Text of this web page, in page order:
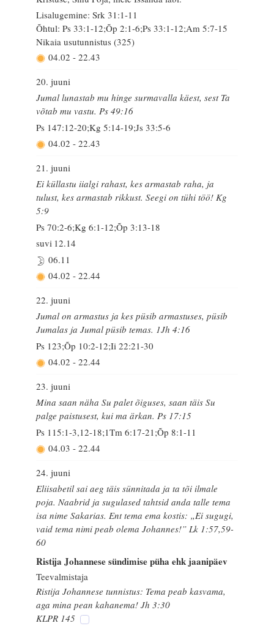
Lisalugemine: Srk 31:1-11
Õhtul: Ps 33:1-12;Õp 2:1-6;Ps 33:1-12;Am 5:7-15
Nikaia usutunnistus (325)
04.02 - 22.43
20. juuni
Jumal lunastab mu hinge surmavalla käest, sest Ta
võtab mu vastu. Ps 49:16
Ps 147:12-20;Kg 5:14-19;Js 33:5-6
04.02 - 22.43
21. juuni
Ei küllastu iialgi rahast, kes armastab raha, ja
tulust, kes armastab rikkust. Seegi on tühi töö! Kg
5:9
Ps 70:2-6;Kg 6:1-12;Õp 3:13-18
suvi 12.14
06.11
04.02 - 22.44
22. juuni
Jumal on armastus ja kes püsib armastuses, püsib
Jumalas ja Jumal püsib temas. 1Jh 4:16
Ps 123;Õp 10:2-12;Ii 22:21-30
04.02 - 22.44
23. juuni
Mina saan näha Su palet õiguses, saan täis Su
palge paistusest, kui ma ärkan. Ps 17:15
Ps 115:1-3,12-18;1Tm 6:17-21;Õp 8:1-11
04.03 - 22.44
24. juuni
Eliisabetil sai aeg täis sünnitada ja ta tõi ilmale
poja. Naabrid ja sugulased tahtsid anda talle tema
isa nime Sakarias. Ent tema ema kostis: „Ei sugugi,
vaid tema nimi peab olema Johannes!” Lk 1:57,59-
60
Ristija Johannese sündimise püha ehk jaanipäev
Teevalmistaja
Ristija Johannese tunnistus: Tema peab kasvama,
aga mina pean kahanema! Jh 3:30
KLPR 145